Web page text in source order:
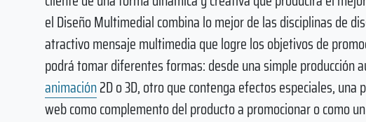
el Diseño Multimedial combina lo mejor de las disciplinas de
atractivo mensaje multimedia que logre los objetivos de
podrá tomar diferentes formas: desde una simple producción
animación2D o 3D, otro que contenga efectos especiales,
web como complemento del producto a promocionar o como